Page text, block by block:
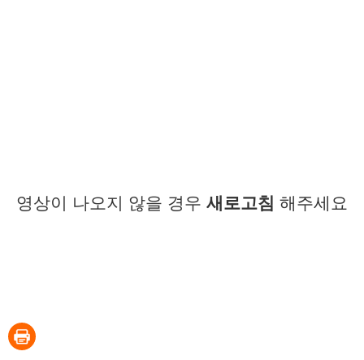
영상이 나오지 않을 경우 새로고침 해주세요